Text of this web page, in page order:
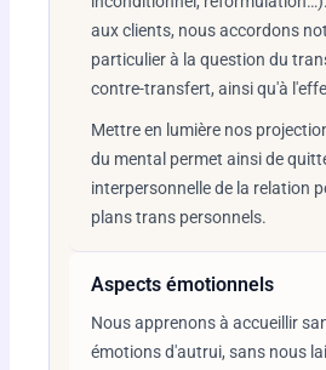
aux clients, nous accordons
particulier à la question du
contre-transfert, ainsi qu'à
Mettre en lumière nos
du mental permet ainsi de
interpersonnelle de la relation
plans trans personnels.
Aspects émotionnels
Nous apprenons à accueillir
émotions d'autrui, sans nous